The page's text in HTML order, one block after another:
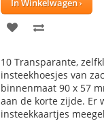
In Winkelwagen
VOEG
AAN
VERLANGLIJST
TE
10 Transparante,
insteekhoesjes van
binnenmaat 90 x 57
aan de korte zijde. Er
insteekkaartjes